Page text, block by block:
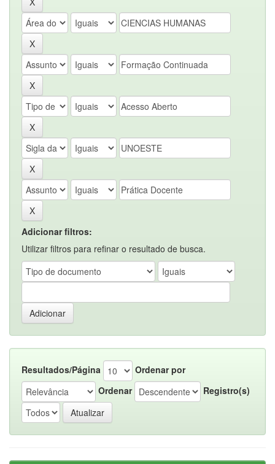
Adicionar filtros:
Utilizar filtros para refinar o resultado de busca.
Resultados/Página
Ordenar por
Ordenar
Registro(s)